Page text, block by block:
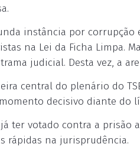
instância por corrupção
na Lei da Ficha Limpa.
judicial. Desta vez, a
central do plenário do
decisivo diante do
ter votado contra a prisão
rápidas na jurisprudência.